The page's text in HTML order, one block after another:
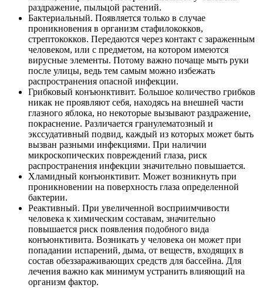
раздражение, пыльцой растений.
Бактериальный. Появляется только в случае
проникновения в организм стафилококков,
стрептококков. Передаются через контакт с зараженным
человеком, или с предметом, на котором имеются
вирусные элементы. Потому важно почаще мыть руки
после улицы, ведь тем самым можно избежать
распространения опасной инфекции.
Грибковый конъюнктивит. Большое количество грибков
никак не проявляют себя, находясь на внешней части
глазного яблока, но некоторые вызывают раздражение,
покраснение. Различается гранулематозный и
экссудативный подвид, каждый из которых может быть
вызван разными инфекциями. При наличии
микроскопических повреждений глаза, риск
распространения инфекции значительно повышается.
Хламидный конъюнктивит. Может возникнуть при
проникновении на поверхность глаза определенной
бактерии.
Реактивный. При увеличенной восприимчивости
человека к химическим составам, значительно
повышается риск появления подобного вида
конъюнктивита. Возникать у человека он может при
попадании испарений, дыма, от веществ, входящих в
состав обеззараживающих средств для бассейна. Для
лечения важно как минимум устранить влияющий на
организм фактор.